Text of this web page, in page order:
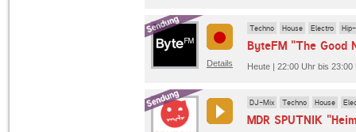
Details
Techno House Electro
ByteFM "The Good
Heute | 22:00 Uhr bis
DJ-Mix Techno House
MDR SPUTNIK